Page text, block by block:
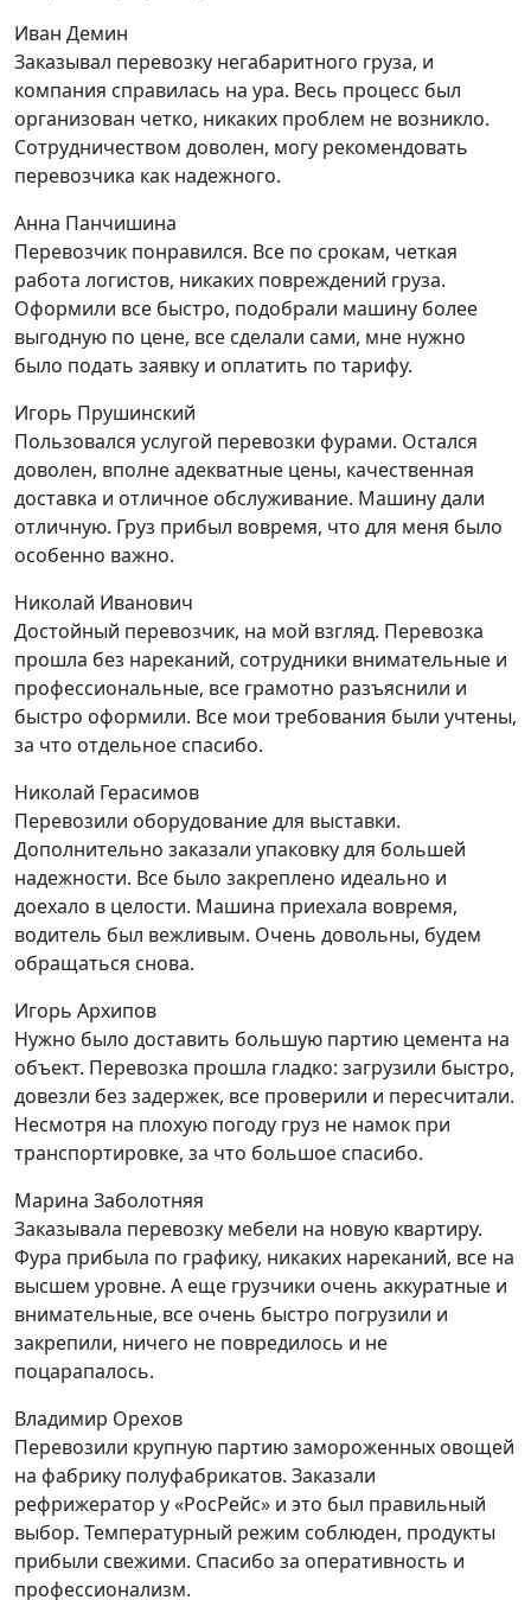
Иван Демин
Заказывал перевозку негабаритного груза, и
компания справилась на ура. Весь процесс был
организован четко, никаких проблем не возникло.
Сотрудничеством доволен, могу рекомендовать
перевозчика как надежного.
Анна Панчишина
Перевозчик понравился. Все по срокам, четкая
работа логистов, никаких повреждений груза.
Оформили все быстро, подобрали машину более
выгодную по цене, все сделали сами, мне нужно
было подать заявку и оплатить по тарифу.
Игорь Прушинский
Пользовался услугой перевозки фурами. Остался
доволен, вполне адекватные цены, качественная
доставка и отличное обслуживание. Машину дали
отличную. Груз прибыл вовремя, что для меня было
особенно важно.
Николай Иванович
Достойный перевозчик, на мой взгляд. Перевозка
прошла без нареканий, сотрудники внимательные и
профессиональные, все грамотно разъяснили и
быстро оформили. Все мои требования были учтены,
за что отдельное спасибо.
Николай Герасимов
Перевозили оборудование для выставки.
Дополнительно заказали упаковку для большей
надежности. Все было закреплено идеально и
доехало в целости. Машина приехала вовремя,
водитель был вежливым. Очень довольны, будем
обращаться снова.
Игорь Архипов
Нужно было доставить большую партию цемента на
объект. Перевозка прошла гладко: загрузили быстро,
довезли без задержек, все проверили и пересчитали.
Несмотря на плохую погоду груз не намок при
транспортировке, за что большое спасибо.
Марина Заболотняя
Заказывала перевозку мебели на новую квартиру.
Фура прибыла по графику, никаких нареканий, все на
высшем уровне. А еще грузчики очень аккуратные и
внимательные, все очень быстро погрузили и
закрепили, ничего не повредилось и не
поцарапалось.
Владимир Орехов
Перевозили крупную партию замороженных овощей
на фабрику полуфабрикатов. Заказали
рефрижератор у «РосРейс» и это был правильный
выбор. Температурный режим соблюден, продукты
прибыли свежими. Спасибо за оперативность и
профессионализм.